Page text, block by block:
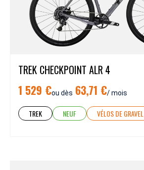
TREK CHECKPOINT ALR 4
1 529 €ou dès 63,71 €/ mois
TREK NEUF VÉLOS DE GRAVEL